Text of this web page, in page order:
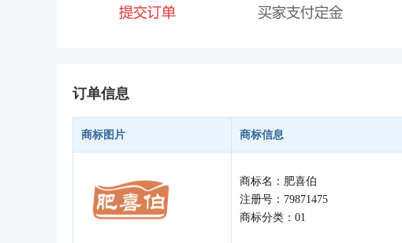
订单信息
商标图片 商标信息
商标名：肥喜伯
注册号：79871475
商标分类：01